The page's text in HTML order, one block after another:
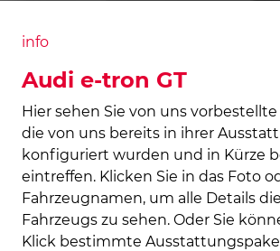
info
Audi e-tron GT
Hier sehen Sie von uns
die von uns bereits in ihrer
konfiguriert wurden und in Kürze
eintreffen. Klicken Sie in das Foto
Fahrzeugnamen, um alle Details
Fahrzeugs zu sehen. Oder Sie
Klick bestimmte